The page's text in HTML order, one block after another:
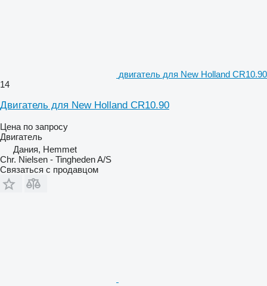
двигатель для New Holland CR10.90
14
Двигатель для New Holland CR10.90
Цена по запросу
Двигатель
Дания, Hemmet
Chr. Nielsen - Tingheden A/S
Связаться с продавцом